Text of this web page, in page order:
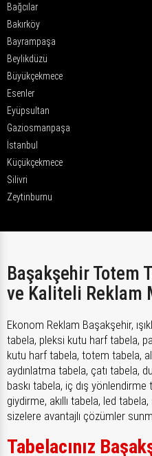
Bağcılar
Bakırköy
Bayrampaşa
Beylikdüzü
Büyükçekmece
Esenler
Eyüpsultan
Gaziosmanpaşa
İstanbul
Küçükçekmece
Silivri
Zeytinburnu
Başakşehir Totem
ve Kaliteli Reklam
Ekonom Reklam Başakşehir,
tabela, pleksi kutu harf tabela,
kutu harf tabela, totem tabela,
aydınlatma tabela, çatı tabela,
baskı tabela, iç dış yönlendirme
giydirme, akıllı tabela, led
sizelere avantajlı çözümler
Tabelacınız